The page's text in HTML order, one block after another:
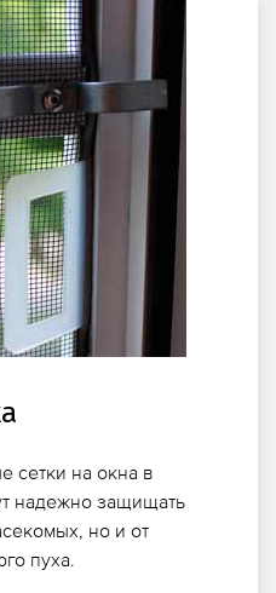
сетки на окна в
надежно защищать
но и от
пуха.